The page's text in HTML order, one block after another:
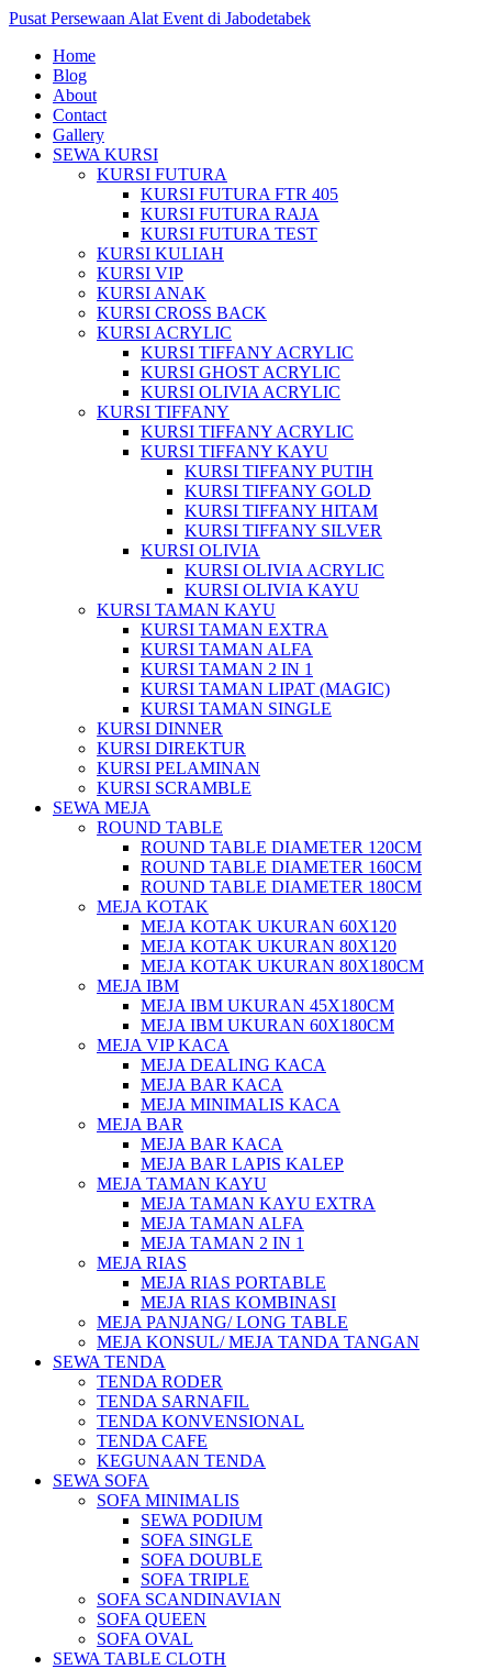
Pusat Persewaan Alat Event di Jabodetabek
Home
Blog
About
Contact
Gallery
SEWA KURSI
KURSI FUTURA
KURSI FUTURA FTR 405
KURSI FUTURA RAJA
KURSI FUTURA TEST
KURSI KULIAH
KURSI VIP
KURSI ANAK
KURSI CROSS BACK
KURSI ACRYLIC
KURSI TIFFANY ACRYLIC
KURSI GHOST ACRYLIC
KURSI OLIVIA ACRYLIC
KURSI TIFFANY
KURSI TIFFANY ACRYLIC
KURSI TIFFANY KAYU
KURSI TIFFANY PUTIH
KURSI TIFFANY GOLD
KURSI TIFFANY HITAM
KURSI TIFFANY SILVER
KURSI OLIVIA
KURSI OLIVIA ACRYLIC
KURSI OLIVIA KAYU
KURSI TAMAN KAYU
KURSI TAMAN EXTRA
KURSI TAMAN ALFA
KURSI TAMAN 2 IN 1
KURSI TAMAN LIPAT (MAGIC)
KURSI TAMAN SINGLE
KURSI DINNER
KURSI DIREKTUR
KURSI PELAMINAN
KURSI SCRAMBLE
SEWA MEJA
ROUND TABLE
ROUND TABLE DIAMETER 120CM
ROUND TABLE DIAMETER 160CM
ROUND TABLE DIAMETER 180CM
MEJA KOTAK
MEJA KOTAK UKURAN 60X120
MEJA KOTAK UKURAN 80X120
MEJA KOTAK UKURAN 80X180CM
MEJA IBM
MEJA IBM UKURAN 45X180CM
MEJA IBM UKURAN 60X180CM
MEJA VIP KACA
MEJA DEALING KACA
MEJA BAR KACA
MEJA MINIMALIS KACA
MEJA BAR
MEJA BAR KACA
MEJA BAR LAPIS KALEP
MEJA TAMAN KAYU
MEJA TAMAN KAYU EXTRA
MEJA TAMAN ALFA
MEJA TAMAN 2 IN 1
MEJA RIAS
MEJA RIAS PORTABLE
MEJA RIAS KOMBINASI
MEJA PANJANG/ LONG TABLE
MEJA KONSUL/ MEJA TANDA TANGAN
SEWA TENDA
TENDA RODER
TENDA SARNAFIL
TENDA KONVENSIONAL
TENDA CAFE
KEGUNAAN TENDA
SEWA SOFA
SOFA MINIMALIS
SEWA PODIUM
SOFA SINGLE
SOFA DOUBLE
SOFA TRIPLE
SOFA SCANDINAVIAN
SOFA QUEEN
SOFA OVAL
SEWA TABLE CLOTH